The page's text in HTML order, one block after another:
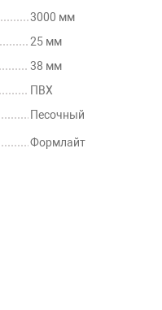
3000 мм
25 мм
38 мм
ПВХ
Песочный
Формлайт